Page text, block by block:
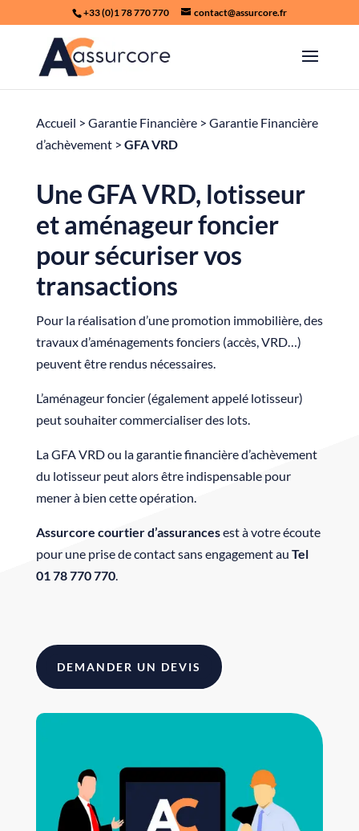
+33 (0)1 78 770 770 contact@assurcore.fr
Accueil > Garantie Financière> Garantie Financière
d’achèvement> GFA VRD
Une GFA VRD, lotisseur
et aménageur foncier
pour sécuriser vos
transactions
Pour la réalisation d’une promotion immobilière, des
travaux d’aménagements fonciers (accès, VRD…)
peuvent être rendus nécessaires.
L’aménageur foncier (également appelé lotisseur)
peut souhaiter commercialiser des lots.
La GFA VRD ou la garantie financière d’achèvement
du lotisseur peut alors être indispensable pour
mener à bien cette opération.
Assurcore courtier d’assurancesest à votre écoute
pour une prise de contact sans engagement au Tel
01 78 770 770.
DEMANDER UN DEVIS